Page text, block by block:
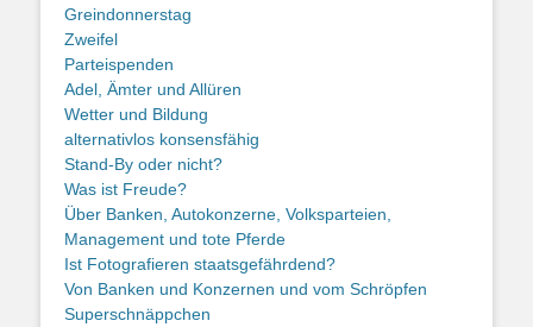
Greindonnerstag
Zweifel
Parteispenden
Adel, Ämter und Allüren
Wetter und Bildung
alternativlos konsensfähig
Stand-By oder nicht?
Was ist Freude?
Über Banken, Autokonzerne, Volksparteien,
Management und tote Pferde
Ist Fotografieren staatsgefährdend?
Von Banken und Konzernen und vom Schröpfen
Superschnäppchen